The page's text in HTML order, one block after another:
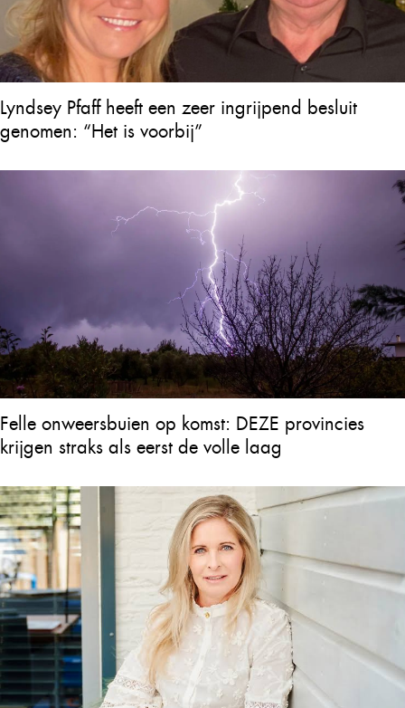
Lyndsey Pfaff heeft een zeer ingrijpend besluit
genomen: “Het is voorbij”
Felle onweersbuien op komst: DEZE provincies
krijgen straks als eerst de volle laag